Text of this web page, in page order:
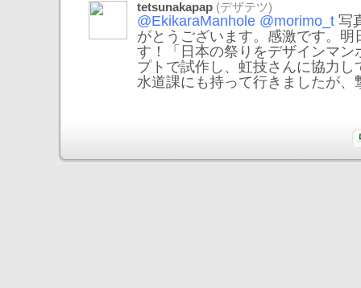
tetsunakapap (デザテツ)
@EkikaraManhole @morimo_t 写
がとうございます。感激です。
す！「日本の祭りをデザインマン
プトで試作し、虹技さんに協力
水道課にも持って行きましたが、